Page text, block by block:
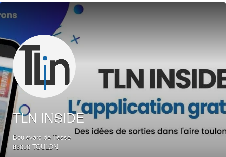
TLN INSIDE
Boulevard de Tessé
83000 TOULON